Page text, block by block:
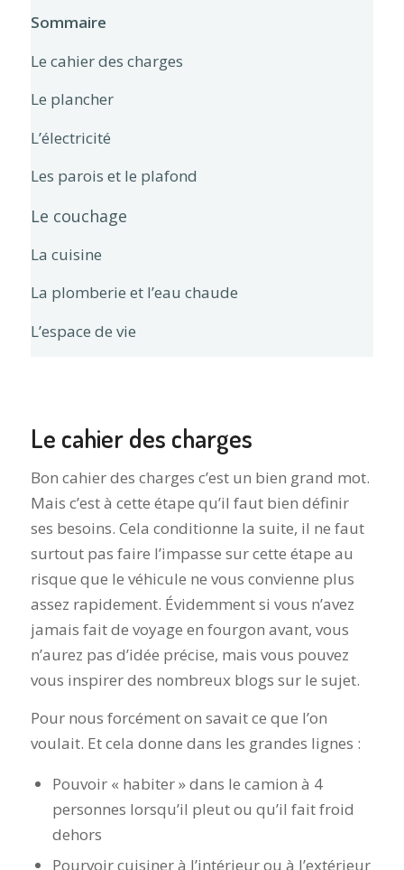
Sommaire
Le cahier des charges
Le plancher
L’électricité
Les parois et le plafond
Le couchage
La cuisine
La plomberie et l’eau chaude
L’espace de vie
Le cahier des charges
Bon cahier des charges c’est un bien grand mot.
Mais c’est à cette étape qu’il faut bien définir
ses besoins. Cela conditionne la suite, il ne faut
surtout pas faire l’impasse sur cette étape au
risque que le véhicule ne vous convienne plus
assez rapidement. Évidemment si vous n’avez
jamais fait de voyage en fourgon avant, vous
n’aurez pas d’idée précise, mais vous pouvez
vous inspirer des nombreux blogs sur le sujet.
Pour nous forcément on savait ce que l’on
voulait. Et cela donne dans les grandes lignes :
Pouvoir « habiter » dans le camion à 4
personnes lorsqu’il pleut ou qu’il fait froid
dehors
Pourvoir cuisiner à l’intérieur ou à l’extérieur